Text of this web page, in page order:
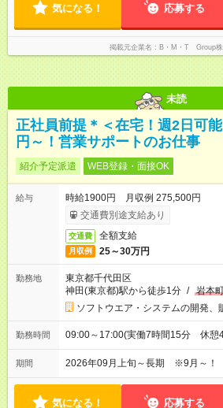
気になる！ 応募する
掲載元企業名 B・M・T Group株
未読
正社員前提＊＜在宅！週2日可
円～！営業サポートのお仕事
紹介予定派遣 WEB登録・面接OK
給与
時給1900円 月収例 275,500円
交通費別途支給あり
交通費 全額支給
月収例 25～30万円
勤務地
東京都千代田区
神田(東京都)駅から徒歩1分 / 岩本
ソフトウエア・システムの開発、
勤務時間 09:00～17:00(実働7時間15分 休憩
期間 2026年09月上旬～長期 ※9月～！
気になる！ 応募する